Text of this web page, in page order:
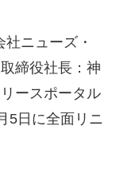
ニューズ・
締役社長：神
ースポータル
5日に全面リニ